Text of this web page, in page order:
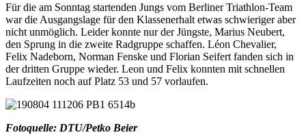
Für die am Sonntag startenden Jungs vom Berliner Triathlon-Team
war die Ausgangslage für den Klassenerhalt etwas schwieriger aber
nicht unmöglich. Leider konnte nur der Jüngste, Marius Neubert,
den Sprung in die zweite Radgruppe schaffen. Léon Chevalier,
Felix Nadeborn, Norman Fenske und Florian Seifert fanden sich in
der dritten Gruppe wieder. Leon und Felix konnten mit schnellen
Laufzeiten noch auf Platz 53 und 57 vorlaufen.
Fotoquelle: DTU/Petko Beier